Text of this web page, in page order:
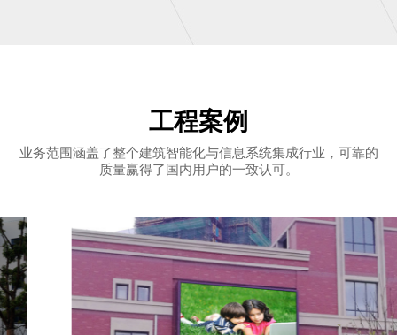
工程案例
业务范围涵盖了整个建筑智能化与信息系统集成行业，可靠的
质量赢得了国内用户的一致认可。